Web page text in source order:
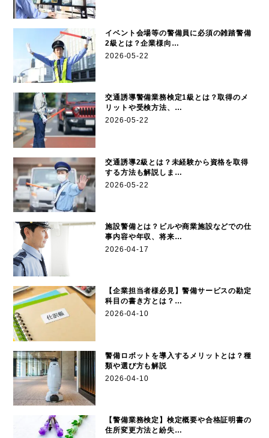
イベント会場等の警備員に必須の雑踏警備
2級とは？企業様向…
2026-05-22
交通誘導警備業務検定1級とは？取得のメ
リットや受検方法、…
2026-05-22
交通誘導2級とは？未経験から資格を取得
する方法も解説しま…
2026-05-22
施設警備とは？ビルや商業施設などでの仕
事内容や年収、将来…
2026-04-17
【企業担当者様必見】警備サービスの勘定
科目の書き方とは？…
2026-04-10
警備ロボットを導入するメリットとは？種
類や選び方も解説
2026-04-10
【警備業務検定】検定概要や合格証明書の
住所変更方法と紛失…